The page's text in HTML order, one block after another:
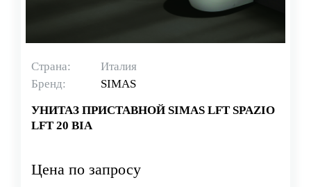
Страна:
Италия
Бренд:
SIMAS
УНИТАЗ ПРИСТАВНОЙ SIMAS LFT SPAZIO
LFT 20 BIA
Цена по запросу